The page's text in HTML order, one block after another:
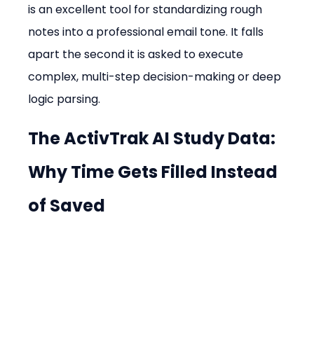
is an excellent tool for standardizing rough
notes into a professional email tone. It falls
apart the second it is asked to execute
complex, multi-step decision-making or deep
logic parsing.
The ActivTrak AI Study Data:
Why Time Gets Filled Instead
of Saved